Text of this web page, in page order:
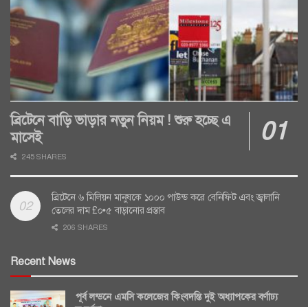
ব্রিটেনে বাড়ি ভাড়ার নতুন নিয়ম ! শুরু হচ্ছে এ
মাসেই
245 SHARES
ব্রিটেনে ৬ মিলিয়ন মানুষকে ১০০০ পাউন্ড করে বেনিফিট এবং জ্বালানি
তেলের দাম £০•৫ বাড়ানোর প্রস্তাব
206 SHARES
Recent News
পূর্ব লন্ডনে এমসি কলেজের কিংবদন্তি দুই অধ্যাপকের বর্ণাঢ্য